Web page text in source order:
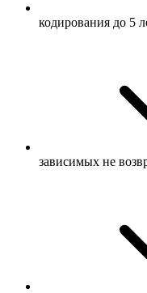
кодирования до 5
зависимых не